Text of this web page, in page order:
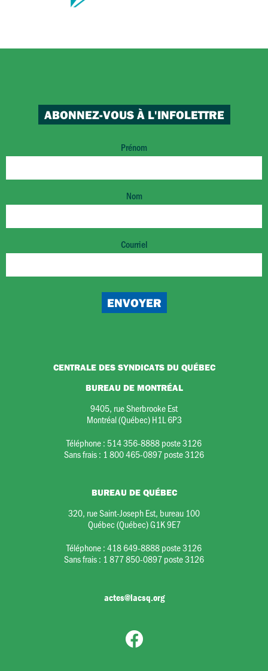
ABONNEZ-VOUS À L'INFOLETTRE
Prénom
Nom
Courriel
CENTRALE DES SYNDICATS DU QUÉBEC
BUREAU DE MONTRÉAL
9405, rue Sherbrooke Est
Montréal (Québec) H1L 6P3
Téléphone : 514 356-8888 poste 3126
Sans frais : 1 800 465-0897 poste 3126
BUREAU DE QUÉBEC
320, rue Saint-Joseph Est, bureau 100
Québec (Québec) G1K 9E7
Téléphone :418 649-8888 poste 3126
Sans frais : 1 877 850-0897 poste 3126
actes@lacsq.org